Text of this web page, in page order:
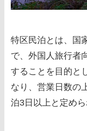
特区民泊とは、国
で、外国人旅行者
することを目的と
なり、営業日数の
泊3日以上と定めら